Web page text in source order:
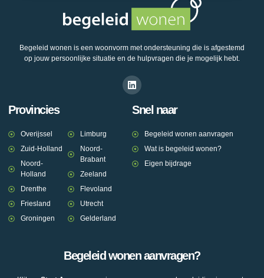
Begeleid wonen is een woonvorm met ondersteuning die is afgestemd
op jouw persoonlijke situatie en de hulpvragen die je mogelijk hebt.
Provincies
Overijssel
Zuid-Holland
Noord-
Holland
Drenthe
Friesland
Groningen
Limburg
Noord-
Brabant
Zeeland
Flevoland
Utrecht
Gelderland
Snel naar
Begeleid wonen aanvragen
Wat is begeleid wonen?
Eigen bijdrage
Begeleid wonen aanvragen?